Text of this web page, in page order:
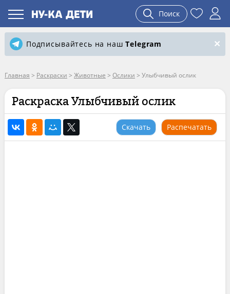
Поиск
Подписывайтесь на нашTelegram
Главная > Раскраски > Животные > Ослики > Улыбчивый ослик
Раскраска Улыбчивый ослик
Скачать Распечатать